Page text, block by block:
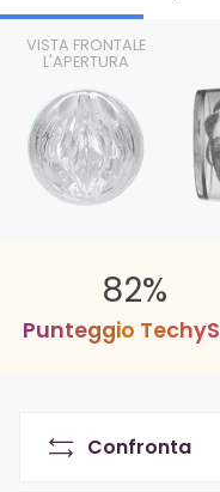
VISTA FRONTALE
L'APERTURA
82%
Punteggio TechyS
Confronta